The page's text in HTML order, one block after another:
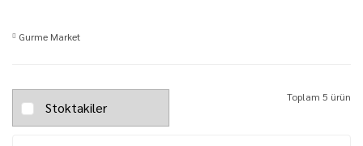
Gurme Market
Stoktakiler
Toplam 5 ürün